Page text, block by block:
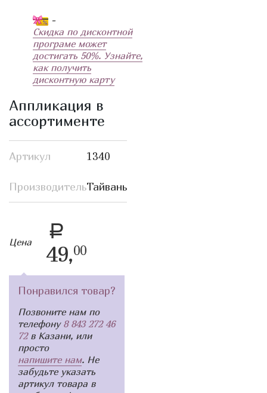
-
Скидка по дисконтной
програме может
достигать 50%. Узнайте,
как получить
дисконтную карту
Аппликация в
ассортименте
Артикул 1340
ПроизводительТайвань
Цена
a
49,00
Понравился товар?
Позвоните нам по
телефону 8 843 272 46
72в Казани, или
просто
напишите нам. Не
забудьте указать
артикул товара в